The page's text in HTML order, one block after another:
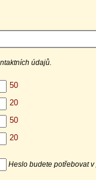
údajů.
Heslo budete potřebovat